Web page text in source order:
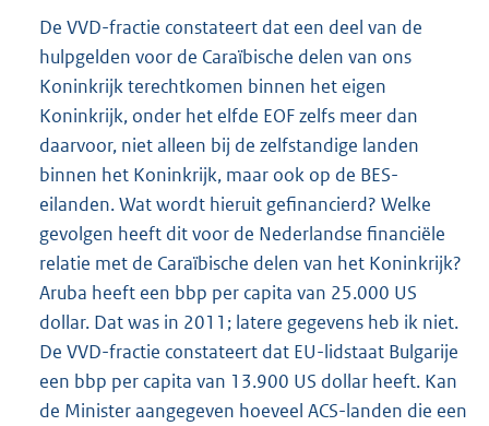
De VVD-fractie constateert dat een deel van de
hulpgelden voor de Caraïbische delen van ons
Koninkrijk terechtkomen binnen het eigen
Koninkrijk, onder het elfde EOF zelfs meer dan
daarvoor, niet alleen bij de zelfstandige landen
binnen het Koninkrijk, maar ook op de BES-
eilanden. Wat wordt hieruit gefinancierd? Welke
gevolgen heeft dit voor de Nederlandse financiële
relatie met de Caraïbische delen van het Koninkrijk?
Aruba heeft een bbp per capita van 25.000 US
dollar. Dat was in 2011; latere gegevens heb ik niet.
De VVD-fractie constateert dat EU-lidstaat Bulgarije
een bbp per capita van 13.900 US dollar heeft. Kan
de Minister aangegeven hoeveel ACS-landen die een